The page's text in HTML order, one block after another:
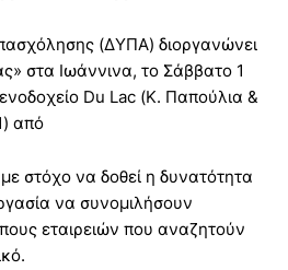
(ΔΥΠΑ) διοργανώνει
στα Ιωάννινα, το Σάββατο 1
Du Lac (Κ. Παπούλια &
από
στόχο να δοθεί η δυνατότητα
να συνομιλήσουν
εταιρειών που αναζητούν